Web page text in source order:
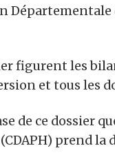
figurent les
et tous les
de ce dossier
prend